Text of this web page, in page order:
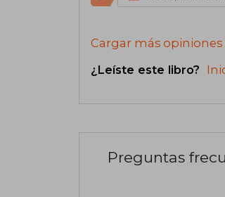
Cargar más
¿Leíste este libro?
Preguntas